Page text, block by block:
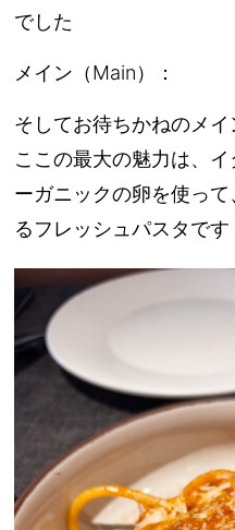
でした
メイン（Main）：
そしてお待ちかねのメイ
ここの最大の魅力は、
ーガニックの卵を使っ
るフレッシュパスタです